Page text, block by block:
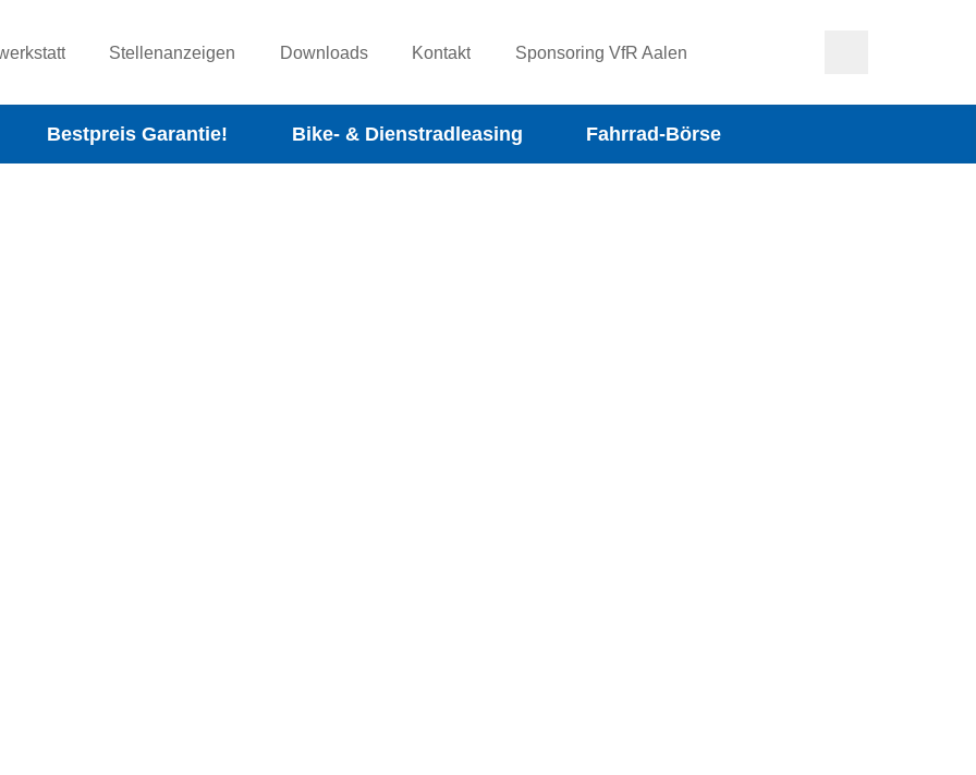
Stellenanzeigen Downloads Kontakt Sponsoring VfR Aalen
Bestpreis Garantie! Bike- & Dienstradleasing Fahrrad-Börse